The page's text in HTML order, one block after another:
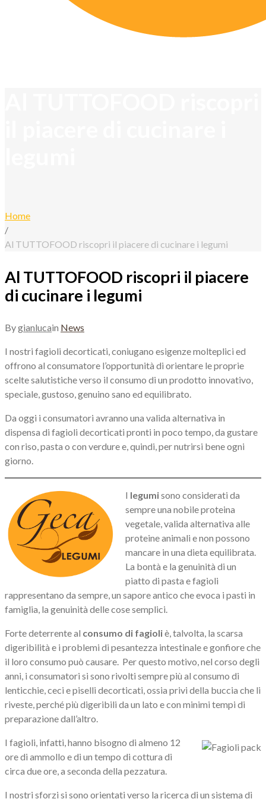
Home
/
Al TUTTOFOOD riscopri il piacere di cucinare i legumi
Al TUTTOFOOD riscopri il piacere
di cucinare i legumi
Bygianlucain News
I nostri fagioli decorticati, coniugano esigenze molteplici ed
offrono al consumatore l’opportunità di orientare le proprie
scelte salutistiche verso il consumo di un prodotto innovativo,
speciale, gustoso, genuino sano ed equilibrato.
Da oggi i consumatori avranno una valida alternativa in
dispensa di fagioli decorticati pronti in poco tempo, da gustare
con riso, pasta o con verdure e, quindi, per nutrirsi bene ogni
giorno.
I legumisono considerati da
sempre una nobile proteina
vegetale, valida alternativa alle
proteine animali e non possono
mancare in una dieta equilibrata.
La bontà e la genuinità di un
piatto di pasta e fagioli
rappresentano da sempre, un sapore antico che evoca i pasti in
famiglia, la genuinità delle cose semplici.
Forte deterrente al consumo di fagioliè, talvolta, la scarsa
digeribilità e i problemi di pesantezza intestinale e gonfiore che
il loro consumo può causare. Per questo motivo, nel corso degli
anni, i consumatori si sono rivolti sempre più al consumo di
lenticchie, ceci e piselli decorticati, ossia privi della buccia che li
riveste, perché più digeribili da un lato e con minimi tempi di
preparazione dall’altro.
I fagioli, infatti, hanno bisogno di almeno 12
ore di ammollo e di un tempo di cottura di
circa due ore, a seconda della pezzatura.
I nostri sforzi si sono orientati verso la ricerca di un sistema di